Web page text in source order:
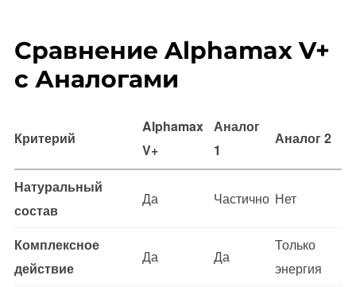
Сравнение Alphamax V+
с Аналогами
Критерий
Alphamax
V+
Аналог
1
Аналог 2
Натуральный
состав
Да Частично Нет
Комплексное
действие
Да Да
Только
энергия